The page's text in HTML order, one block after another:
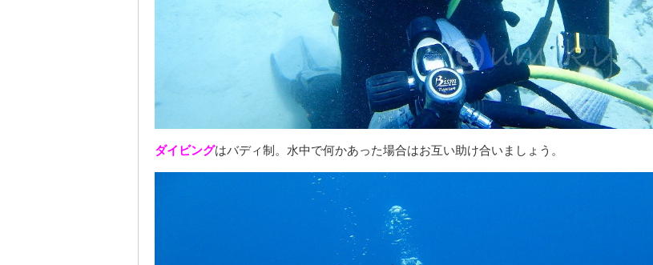
ダイビングはバディ制。水中で何かあった場合はお互い助け合いましょう。